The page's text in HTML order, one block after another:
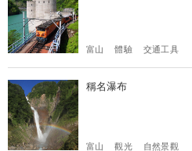
富山 體驗 交通工具
稱名瀑布
富山 觀光 自然景觀